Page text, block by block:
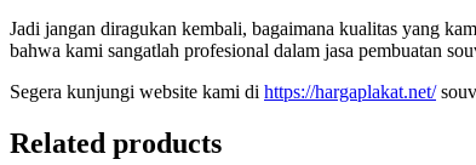
Jadi jangan diragukan kembali, bagaimana kualitas yang
bahwa kami sangatlah profesional dalam jasa pembuatan
Segera kunjungi website kami di https://hargaplakat.net/
Related products